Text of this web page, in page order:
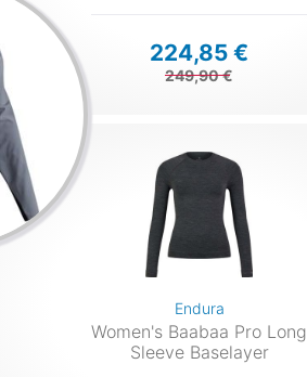
224,85 €
249,90 €
Endura
Women's Baabaa Pro Long
Sleeve Baselayer